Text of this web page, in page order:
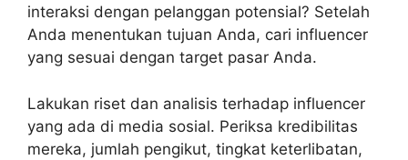
interaksi dengan pelanggan potensial? Setelah
Anda menentukan tujuan Anda, cari influencer
yang sesuai dengan target pasar Anda.
Lakukan riset dan analisis terhadap influencer
yang ada di media sosial. Periksa kredibilitas
mereka, jumlah pengikut, tingkat keterlibatan,